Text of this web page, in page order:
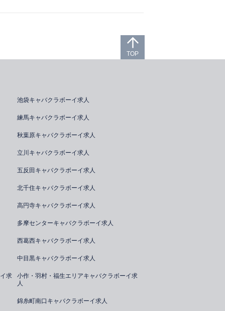
池袋キャバクラボーイ求人
練馬キャバクラボーイ求人
秋葉原キャバクラボーイ求人
立川キャバクラボーイ求人
五反田キャバクラボーイ求人
北千住キャバクラボーイ求人
高円寺キャバクラボーイ求人
多摩センターキャバクラボーイ求人
西葛西キャバクラボーイ求人
中目黒キャバクラボーイ求人
求
小作・羽村・福生エリアキャバクラボーイ求
人
錦糸町南口キャバクラボーイ求人
TOP